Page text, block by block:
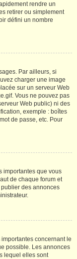
rendre un
retirer ou simplement
défini un nombre
Par ailleurs, si
charger une image
sur un serveur Web
Vous ne pouvez pas
Web public) ni des
exemple : boîtes
de passe, etc. Pour
importantes que vous
de chaque forum et
des annonces
concernant le
possible. Les annonces
lequel elles sont